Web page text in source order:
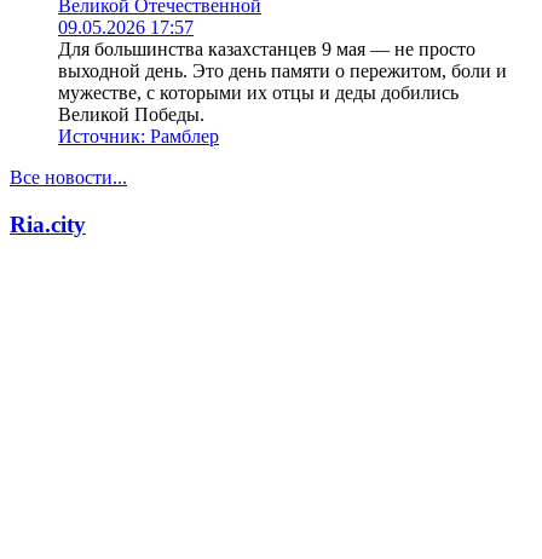
Великой Отечественной
09.05.2026 17:57
Для большинства казахстанцев 9 мая — не просто
выходной день. Это день памяти о пережитом, боли и
мужестве, с которыми их отцы и деды добились
Великой Победы.
Источник: Рамблер
Все новости...
Ria.city